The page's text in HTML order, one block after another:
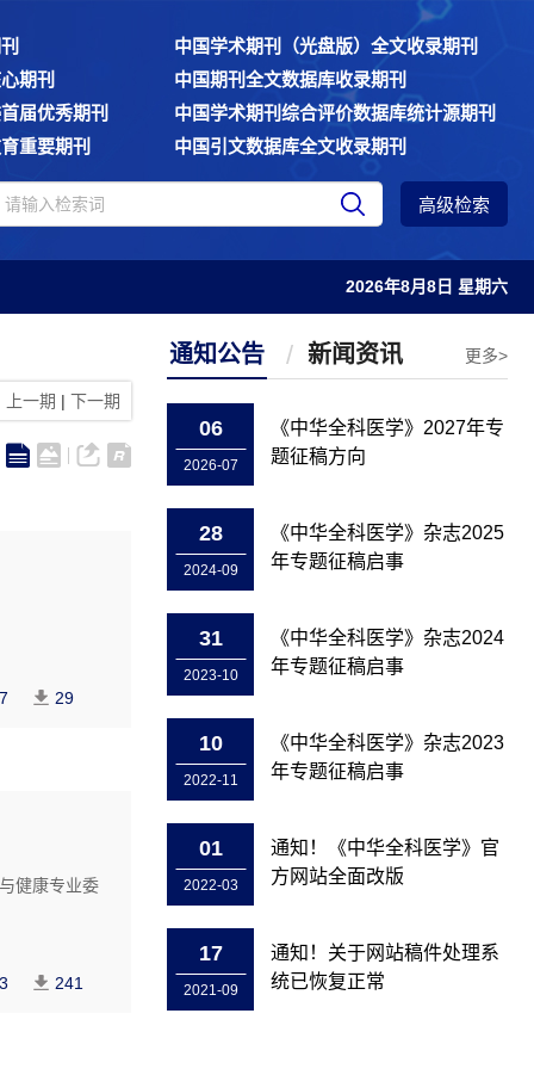
中国学术期刊（光盘版）全文收录期刊
期刊
中国期刊全文数据库收录期刊
届优秀期刊
中国学术期刊综合评价数据库统计源期刊
重要期刊
中国引文数据库全文收录期刊
高级检索
2026年8月8日 星期六
上一期 | 下一期
29
健康专业委
241
通知公告 新闻资讯 更多>
06
2026-07
《中华全科医学》2027年专
题征稿方向
28
2024-09
《中华全科医学》杂志2025
年专题征稿启事
31
2023-10
《中华全科医学》杂志2024
年专题征稿启事
10
2022-11
《中华全科医学》杂志2023
年专题征稿启事
01
2022-03
通知！《中华全科医学》官
方网站全面改版
17
2021-09
通知！关于网站稿件处理系
统已恢复正常